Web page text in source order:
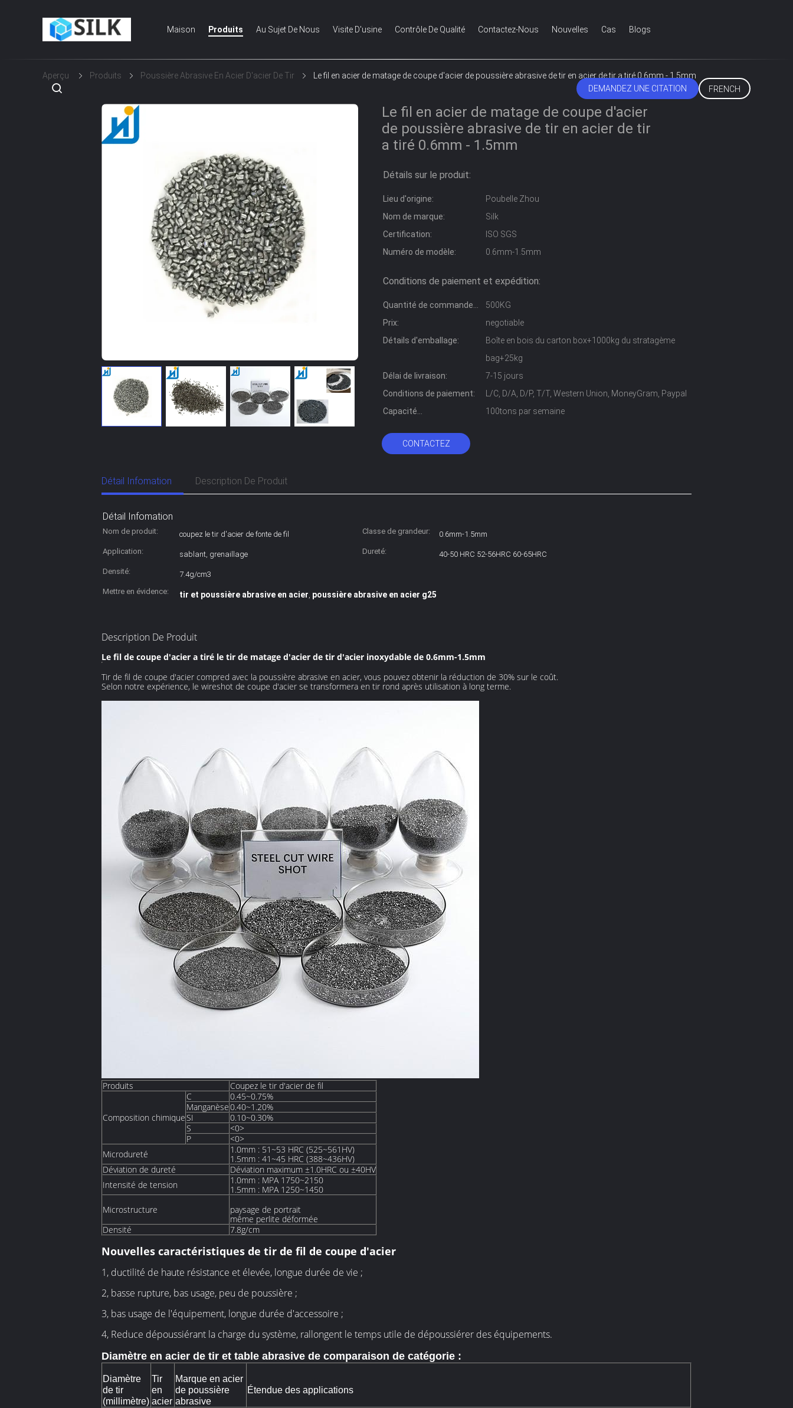
Maison Produits Au Sujet De Nous Visite D'usine Contrôle De Qualité Contactez-Nous Nouvelles Cas Blogs
DEMANDEZ UNE CITATION FRENCH
Aperçu Produits Poussière Abrasive En Acier D'acier De Tir Le fil en acier de matage de coupe d'acier de poussière abrasive de tir en acier de tir a tiré 0.6mm - 1.5mm
Le fil en acier de matage de coupe d'acier
de poussière abrasive de tir en acier de tir
a tiré 0.6mm - 1.5mm
Détails sur le produit:
Lieu d'origine:
Poubelle Zhou
Nom de marque:
Silk
Certification:
ISO SGS
Numéro de modèle:
0.6mm-1.5mm
Conditions de paiement et expédition:
Quantité de commande
min:
500KG
Prix:
negotiable
Détails d'emballage:
Boîte en bois du carton box+1000kg du stratagème
bag+25kg
Délai de livraison:
7-15 jours
Conditions de paiement:
L/C, D/A, D/P, T/T, Western Union, MoneyGram, Paypal
Capacité
100tons par semaine
CONTACTEZ
Détail Infomation Description De Produit
Détail Infomation
Nom de produit: coupez le tir d'acier de fonte de fil Classe de grandeur:
0.6mm-1.5mm
Application:
sablant, grenaillage Dureté:
40-50 HRC 52-56HRC 60-65HRC
Densité:
7.4g/cm3
Mettre en évidence:
tir et poussière abrasive en acier, poussière abrasive en acier g25
Description De Produit
Le fil de coupe d'acier a tiré le tir de matage d'acier de tir d'acier inoxydable de 0.6mm-1.5mm
Tir de fil de coupe d'acier compred avec la poussière abrasive en acier, vous pouvez obtenir la réduction de 30% sur le coût.
Selon notre expérience, le wireshot de coupe d'acier se transformera en tir rond après utilisation à long terme.
Produits Coupez le tir d'acier de fil
Composition chimique
C
0.45~0.75%
Manganèse0.40~1.20%
SI
0.10~0.30%
S
<0>
P
<0>
Microdureté
1.0mm : 51~53 HRC (525~561HV)
1.5mm : 41~45 HRC (388~436HV)
Déviation de dureté
Déviation maximum ±1.0HRC ou ±40HV
Intensité de tension
1.0mm : MPA 1750~2150
1.5mm : MPA 1250~1450
Microstructure
paysage de portrait
même perlite déformée
Densité
7.8g/cm
Nouvelles caractéristiques de tir de fil de coupe d'acier
1, ductilité de haute résistance et élevée, longue durée de vie ;
2, basse rupture, bas usage, peu de poussière ;
3, bas usage de l'équipement, longue durée d'accessoire ;
4, Reduce dépoussiérant la charge du système, rallongent le temps utile de dépoussiérer des équipements.
Diamètre en acier de tir et table abrasive de comparaison de catégorie :
Diamètre
de tir
(millimètre)
Tir
en
acier
Marque en acier
de poussière
abrasive
Étendue des applications